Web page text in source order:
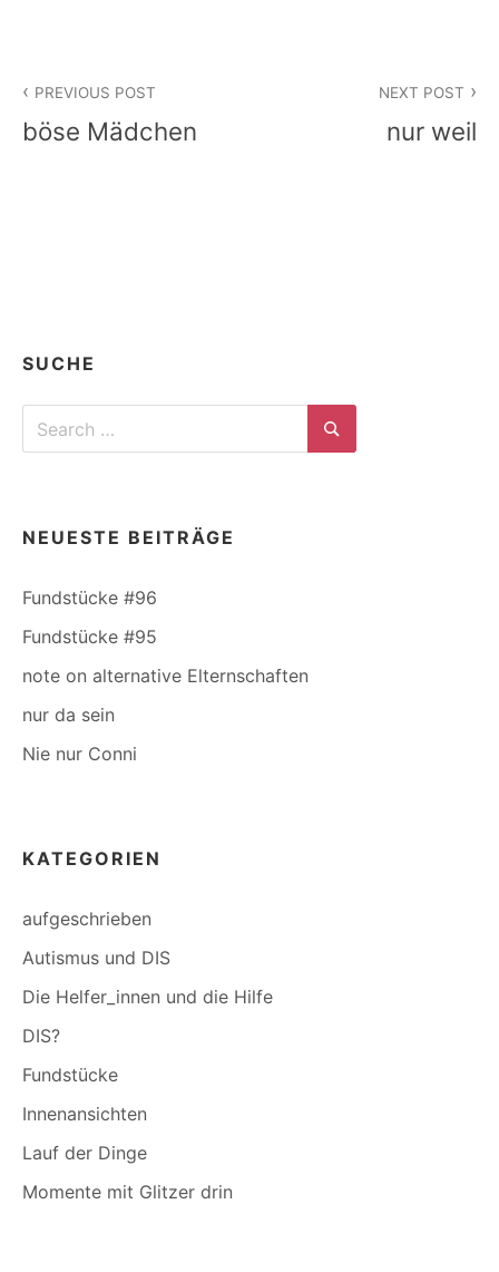
PREVIOUS POST
böse Mädchen
NEXT POST
nur weil
SUCHE
Search
for:
Search
NEUESTE BEITRÄGE
Fundstücke #96
Fundstücke #95
note on alternative Elternschaften
nur da sein
Nie nur Conni
KATEGORIEN
aufgeschrieben
Autismus und DIS
Die Helfer_innen und die Hilfe
DIS?
Fundstücke
Innenansichten
Lauf der Dinge
Momente mit Glitzer drin